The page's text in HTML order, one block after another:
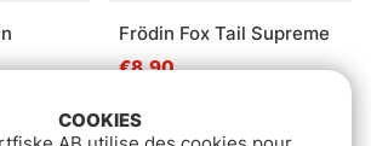
Frödin Fox Tail Supreme
€8.90
COOKIES